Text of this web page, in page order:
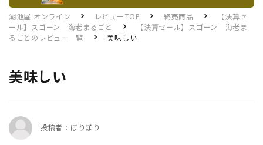
湖池屋 オンライン レビューTOP 終売商品
【決算セ
ール】スゴーン 海老まるごと
【決算セール】スゴーン 海老ま
るごとのレビュー一覧
美味しい
美味しい
投稿者：ぽりぽり